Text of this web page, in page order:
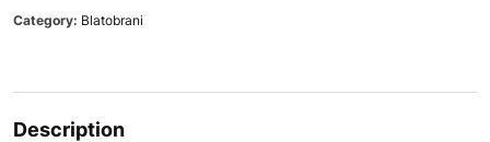
Category: Blatobrani
Description